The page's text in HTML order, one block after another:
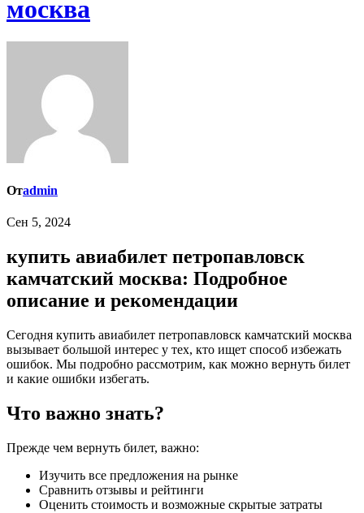
москва
Отadmin
Сен 5, 2024
купить авиабилет петропавловск
камчатский москва: Подробное
описание и рекомендации
Сегодня купить авиабилет петропавловск камчатский москва
вызывает большой интерес у тех, кто ищет способ избежать
ошибок. Мы подробно рассмотрим, как можно вернуть билет
и какие ошибки избегать.
Что важно знать?
Прежде чем вернуть билет, важно:
Изучить все предложения на рынке
Сравнить отзывы и рейтинги
Оценить стоимость и возможные скрытые затраты